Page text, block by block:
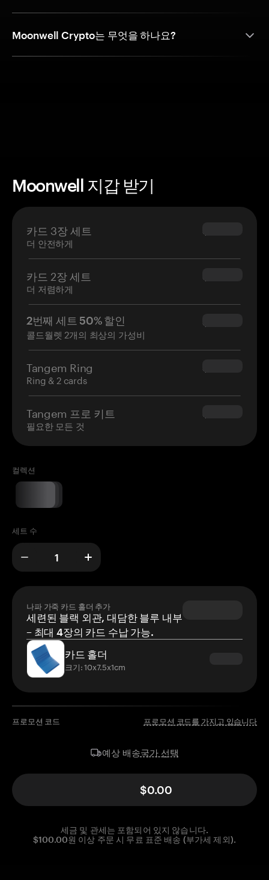
Moonwell Crypto는 무엇을 하나요?
Moonwell 지갑 받기
카드 3장 세트
더 안전하게
$69.90
카드 2장 세트
더 저렴하게
$54.90
2번째 세트 50% 할인
콜드월렛 2개의 최상의 가성비
$34.95
Tangem Ring
Ring & 2 cards
$160.00
Tangem 프로 키트
필요한 모든 것
$180.00
컬렉션
세트 수
나파 가죽 카드 홀더 추가
세련된 블랙 외관, 대담한 블루 내부
– 최대 4장의 카드 수납 가능.
카드 홀더
크기: 10x7.5x1cm
프로모션 코드 프로모션 코드를 가지고 있습니다
예상 배송국가 선택
$0.00
세금 및 관세는 포함되어 있지 않습니다.
$100.00원 이상 주문 시 무료 표준 배송 (부가세 제외).